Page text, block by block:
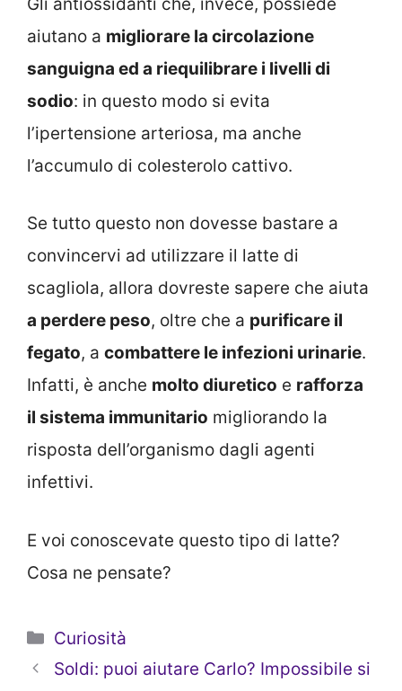
aiutano a migliorare la circolazione
sanguigna ed a riequilibrare i livelli di
sodio: in questo modo si evita
l’ipertensione arteriosa, ma anche
l’accumulo di colesterolo cattivo.
Se tutto questo non dovesse bastare a
convincervi ad utilizzare il latte di
scagliola, allora dovreste sapere che aiuta
a perdere peso, oltre che a purificare il
fegato, a combattere le infezioni urinarie.
Infatti, è anche molto diuretico e rafforza
il sistema immunitario migliorando la
risposta dell’organismo dagli agenti
infettivi.
E voi conoscevate questo tipo di latte?
Cosa ne pensate?
Categorie
Curiosità
Soldi: puoi aiutare Carlo? Impossibile si